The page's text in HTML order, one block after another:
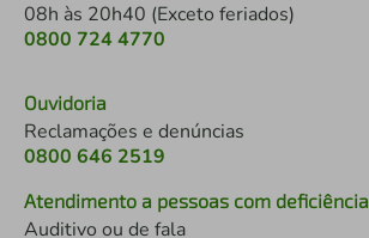
08h às 20h40 (Exceto feriados)
0800 724 4770
Ouvidoria
Reclamações e denúncias
0800 646 2519
Atendimento a pessoas com deficiência
Auditivo ou de fala